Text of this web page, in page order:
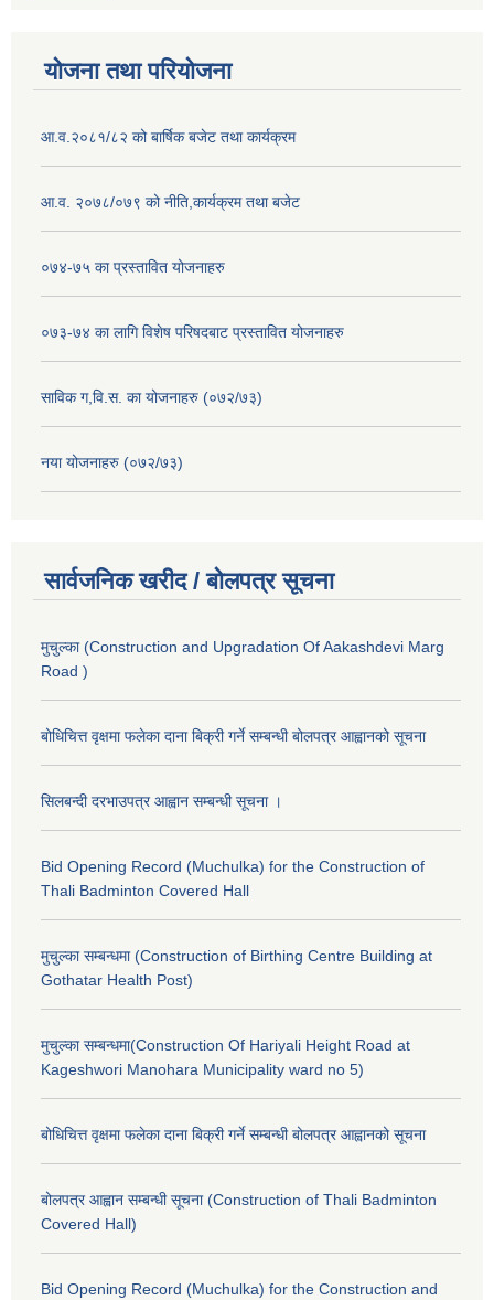
योजना तथा परियोजना
आ.व.२०८१/८२ को बार्षिक बजेट तथा कार्यक्रम
आ.व. २०७८/०७९ को नीति,कार्यक्रम तथा बजेट
०७४-७५ का प्रस्तावित योजनाहरु
०७३-७४ का लागि विशेष परिषदबाट प्रस्तावित योजनाहरु
साविक ग,वि.स. का योजनाहरु (०७२/७३)
नया योजनाहरु (०७२/७३)
सार्वजनिक खरीद / बोलपत्र सूचना
मुचुल्का (Construction and Upgradation Of Aakashdevi Marg
Road )
बोधिचित्त वृक्षमा फलेका दाना बिक्री गर्ने सम्बन्धी बोलपत्र आह्वानको सूचना
सिलबन्दी दरभाउपत्र आह्वान सम्बन्धी सूचना ।
Bid Opening Record (Muchulka) for the Construction of
Thali Badminton Covered Hall
मुचुल्का सम्बन्धमा (Construction of Birthing Centre Building at
Gothatar Health Post)
मुचुल्का सम्बन्धमा(Construction Of Hariyali Height Road at
Kageshwori Manohara Municipality ward no 5)
बोधिचित्त वृक्षमा फलेका दाना बिक्री गर्ने सम्बन्धी बोलपत्र आह्वानको सूचना
बोलपत्र आह्वान सम्बन्धी सूचना (Construction of Thali Badminton
Covered Hall)
Bid Opening Record (Muchulka) for the Construction and